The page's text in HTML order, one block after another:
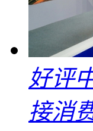
好评
接消